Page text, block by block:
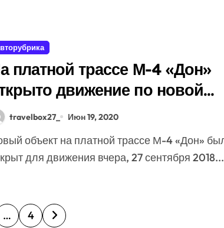
платной трассе М-4 «Дон»
движение по новой
travelbox27_ Июн 19, 2020
для движения вчера, 27 сентября 2018...
… 4